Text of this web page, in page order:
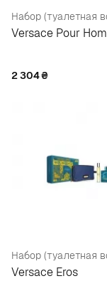
Versace Pour
2 304₴
Versace Eros